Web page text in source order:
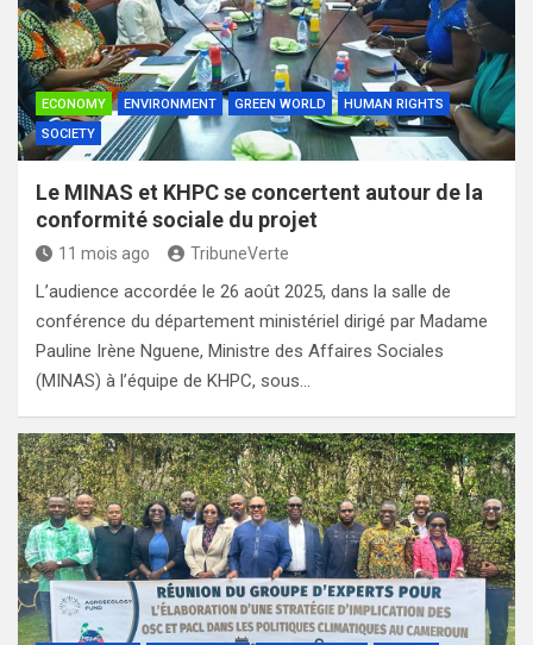
ECONOMY ENVIRONMENT GREEN WORLD
HUMAN RIGHTS
SOCIETY
Le MINAS et KHPC se concertent autour de la
conformité sociale du projet
11 mois ago TribuneVerte
L’audience accordée le 26 août 2025, dans la salle de
conférence du département ministériel dirigé par Madame
Pauline Irène Nguene, Ministre des Affaires Sociales
(MINAS) à l’équipe de KHPC, sous…